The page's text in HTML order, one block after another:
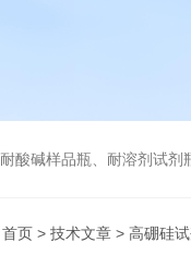
耐酸碱样品瓶、耐溶剂试
首页 > 技术文章 > 高硼硅